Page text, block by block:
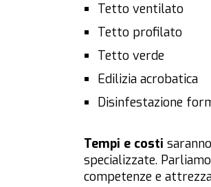
Tetto ventilato
Tetto profilato
Tetto verde
Edilizia acrobatica
Disinfestazione
Tempi e costi
specializzate.
competenze e